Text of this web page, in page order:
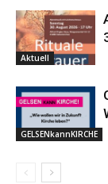
Aktuell
GELSENkannKIRCHE